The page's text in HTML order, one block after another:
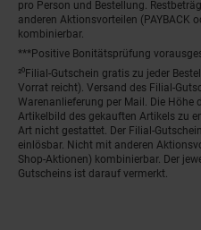
pro Person und Bestellung.
anderen Aktionsvorteilen (PAYBACK
kombinierbar.
***Positive Bonitätsprüfung
²⁰Filial-Gutschein gratis zu jeder
Vorrat reicht). Versand des Filial-
Warenanlieferung per Mail. Die Höhe
Artikelbild des gekauften Artikels zu
Art nicht gestattet. Der Filial-
einlösbar. Nicht mit anderen
Shop-Aktionen) kombinierbar. Der
Gutscheins ist darauf vermerkt.